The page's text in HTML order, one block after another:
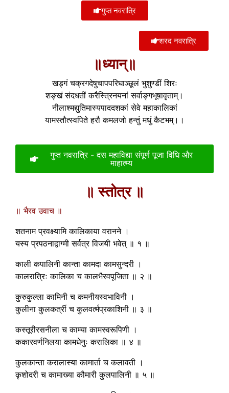
गुप्त नवरात्रि
शरद नवरात्रि
॥ध्यान्॥
खड्गं चक्रगदेषुचापपरिघाञ्छूलं भुशुण्डीं शिरः
शङ्खं संदधतीं करैस्त्रिनयनां सर्वाङ्गभूषावृताम्।
नीलाश्मद्युतिमास्यपाददशकां सेवे महाकालिकां
यामस्तौत्स्वपिते हरौ कमलजो हन्तुं मधुं कैटभम्।।
गुप्त नवरात्रि - दस महाविद्या संपूर्ण पूजा विधि और
माहात्म्य
॥ स्तोत्र ॥
॥ भैरव उवाच ॥
शतनाम प्रवक्ष्यामि कालिकाया वरानने ।
यस्य प्रपठनाद्वाग्मी सर्वत्र विजयी भवेत् ॥ १ ॥
काली कपालिनी कान्ता कामदा कामसुन्दरी ।
कालरात्रिः कालिका च कालभैरवपूजिता ॥ २ ॥
कुरुकुल्ला कामिनी च कमनीयस्वभाविनी ।
कुलीना कुलकर्त्री च कुलवर्त्मप्रकाशिनी ॥ ३ ॥
कस्तूरीरसनीला च काम्या कामस्वरूपिणी ।
ककारवर्णनिलया कामधेनुः करालिका ॥ ४ ॥
कुलकान्ता करालास्या कामार्ता च कलावती ।
कृशोदरी च कामाख्या कौमारी कुलपालिनी ॥ ५ ॥